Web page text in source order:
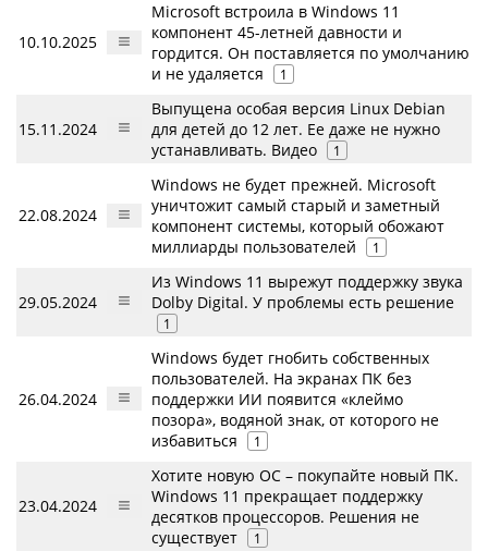
10.10.2025
Microsoft встроила в Windows 11
компонент 45-летней давности и
гордится. Он поставляется по умолчанию
и не удаляется
1
15.11.2024
Выпущена особая версия Linux Debian
для детей до 12 лет. Ее даже не нужно
устанавливать. Видео
1
22.08.2024
Windows не будет прежней. Microsoft
уничтожит самый старый и заметный
компонент системы, который обожают
миллиарды пользователей
1
29.05.2024
Из Windows 11 вырежут поддержку звука
Dolby Digital. У проблемы есть решение
1
26.04.2024
Windows будет гнобить собственных
пользователей. На экранах ПК без
поддержки ИИ появится «клеймо
позора», водяной знак, от которого не
избавиться
1
23.04.2024
Хотите новую ОС – покупайте новый ПК.
Windows 11 прекращает поддержку
десятков процессоров. Решения не
существует
1